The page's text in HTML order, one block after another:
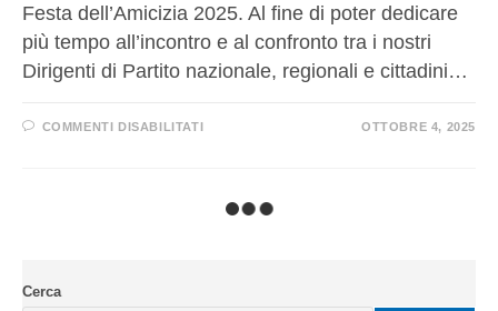
Festa dell’Amicizia 2025. Al fine di poter dedicare
più tempo all’incontro e al confronto tra i nostri
Dirigenti di Partito nazionale, regionali e cittadini…
COMMENTI DISABILITATI OTTOBRE 4, 2025
Cerca